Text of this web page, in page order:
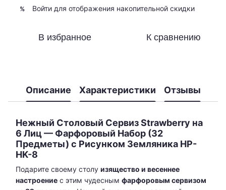
% Войти для отображения накопительной скидки
В избранное К сравнению
Описание Характеристики Отзывы
Нежный Столовый Сервиз Strawberry на
6 Лиц — Фарфоровый Набор (32
Предметы) с Рисунком Земляника HP-
HK-8
Подарите своему столу изящество и весеннее
настроение с этим чудесным фарфоровым сервизом